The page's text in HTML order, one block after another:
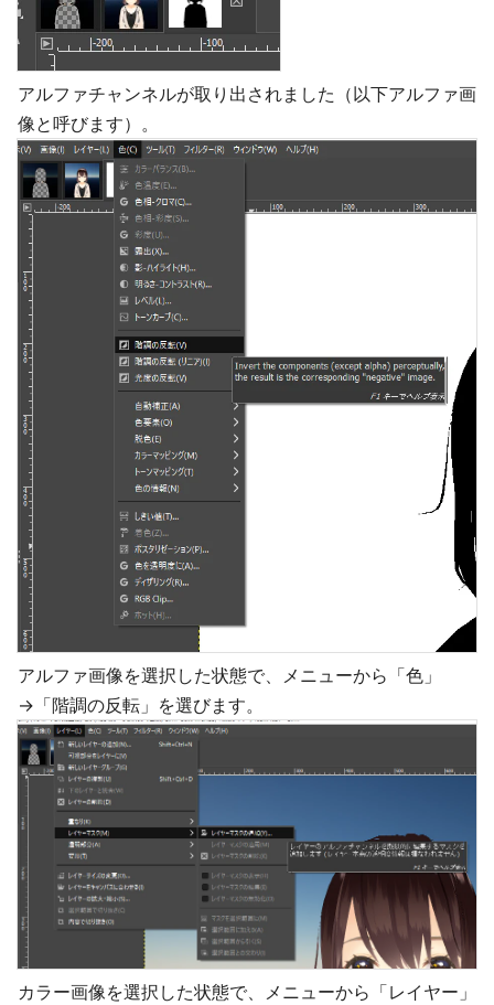
アルファチャンネルが取り出されました（以下アルファ画
像と呼びます）。
アルファ画像を選択した状態で、メニューから「色」
→「階調の反転」を選びます。
カラー画像を選択した状態で、メニューから「レイヤー」